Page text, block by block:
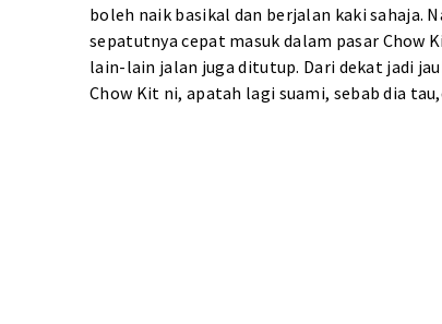
boleh naik basikal dan berjalan kaki sahaja.
sepatutnya cepat masuk dalam pasar Chow
lain-lain jalan juga ditutup. Dari dekat jadi
Chow Kit ni, apatah lagi suami, sebab dia